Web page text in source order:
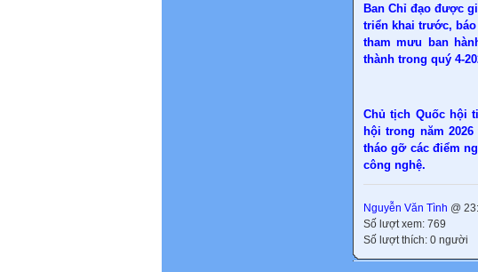
Ban Chỉ đạo được
triển khai trước,
tham mưu ban
thành trong quý 4-
Chủ tịch Quốc hội
hội trong năm
tháo gỡ các điểm
công nghệ.
Nguyễn Văn Tình @
Số lượt xem: 769
Số lượt thích: 0 người